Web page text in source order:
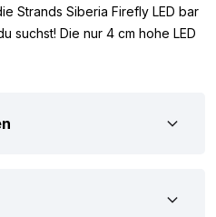
Strands Siberia Firefly LED bar
suchst! Die nur 4 cm hohe LED
und hat eine theoretische
Fahrzeugtyp montiert